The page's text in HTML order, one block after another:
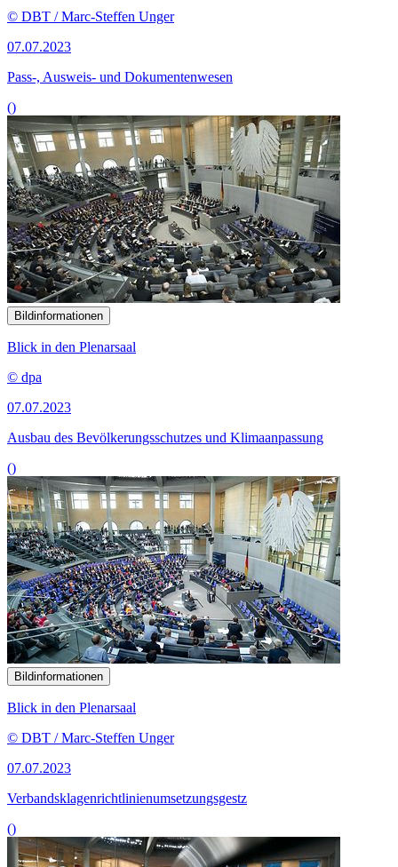
© DBT / Marc-Steffen Unger
07.07.2023
Pass-, Ausweis- und Dokumentenwesen
()
Bildinformationen
Blick in den Plenarsaal
© dpa
07.07.2023
Ausbau des Bevölkerungsschutzes und Klimaanpassung
()
Bildinformationen
Blick in den Plenarsaal
© DBT / Marc-Steffen Unger
07.07.2023
Verbandsklagenrichtlinienumsetzungsgestz
()